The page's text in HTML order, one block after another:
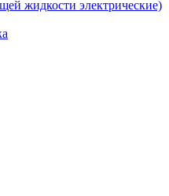
жидкости электрические)